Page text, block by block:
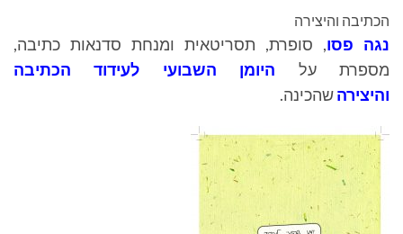
הכתיבה והיצירה
נגה פסו, סופרת, תסריטאית ומנחת סדנאות כתיבה,
מספרת על היומן השבועי לעידוד הכתיבה
והיצירהשהכינה.